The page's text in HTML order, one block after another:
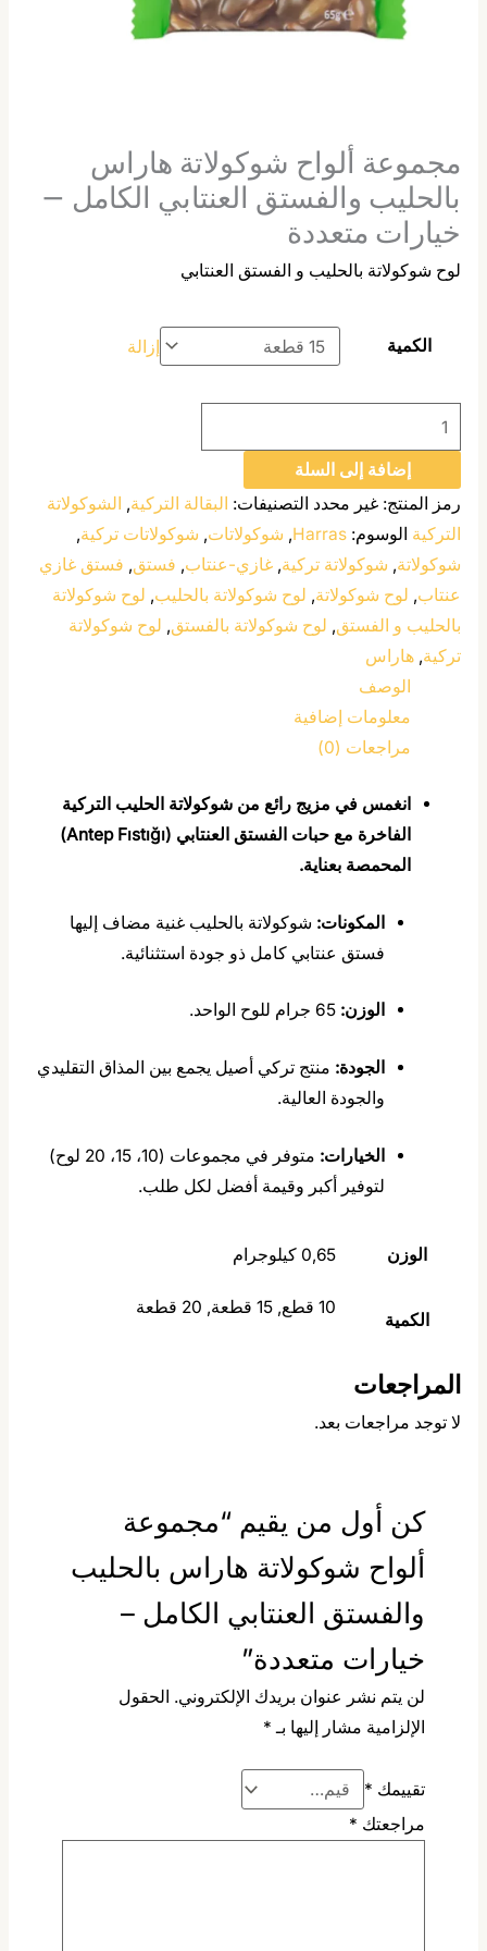
مجموعة ألواح شوكولاتة هاراس
بالحليب والفستق العنتابي الكامل –
خيارات متعددة
لوح شوكولاتة بالحليب و الفستق العنتابي
الكمية إزالة
إضافة إلى السلة
رمز المنتج: غير محدد التصنيفات: البقالة التركية, الشوكولاتة
التركية الوسوم: Harras
, شوكولاتات, شوكولاتات تركية,
شوكولاتة, شوكولاتة تركية, غازي-عنتاب, فستق, فستق غازي
عنتاب, لوح شوكولاتة, لوح شوكولاتة بالحليب, لوح شوكولاتة
بالحليب و الفستق, لوح شوكولاتة بالفستق, لوح شوكولاتة
تركية, هاراس
الوصف
معلومات إضافية
مراجعات (0)
انغمس في مزيج رائع من شوكولاتة الحليب التركية
الفاخرة مع حبات الفستق العنتابي (Antep Fıstığı)
المحمصة بعناية.
المكونات: شوكولاتة بالحليب غنية مضاف إليها
فستق عنتابي كامل ذو جودة استثنائية.
الوزن:
الجودة: منتج تركي أصيل يجمع بين المذاق التقليدي
والجودة العالية.
الخيارات:
متوفر في مجموعات (10، 15، 20 لوح)
لتوفير أكبر وقيمة أفضل لكل طلب.
الوزن 0,65 كيلوجرام
الكمية
10 قطع, 15 قطعة, 20 قطعة
المراجعات
لا توجد مراجعات بعد.
كن أول من يقيم “مجموعة
ألواح شوكولاتة هاراس بالحليب
والفستق العنتابي الكامل –
خيارات متعددة”
لن يتم نشر عنوان بريدك الإلكتروني. الحقول
الإلزامية مشار إليها بـ *
تقييمك *
مراجعتك *